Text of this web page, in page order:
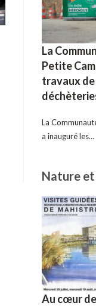
La
Petite
travaux
La
a inauguré les…
Nature
Au cœur